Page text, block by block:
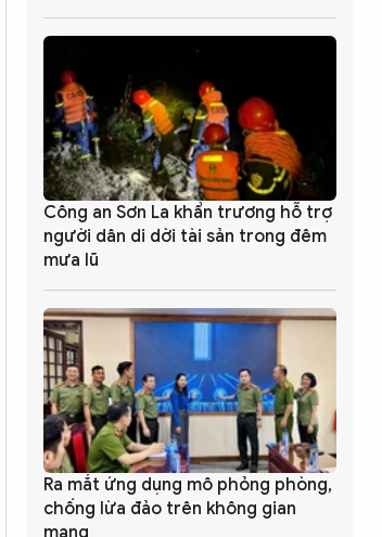
Công an Sơn La khẩn trương hỗ trợ
người dân di dời tài sản trong đêm
mưa lũ
Ra mắt ứng dụng mô phỏng phòng,
chống lừa đảo trên không gian
mạng